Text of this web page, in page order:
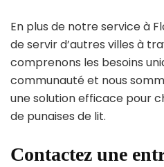
En plus de notre service à
de servir d’autres villes à
comprenons les besoins
communauté et nous
une solution efficace pour
de punaises de lit.
Contactez une